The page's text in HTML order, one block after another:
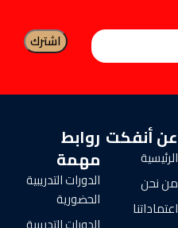
عن أنفكت
الرئيسية
من نحن
اعتماداتنا
روابط
مهمة
الدورات التدريبية
الحضورية